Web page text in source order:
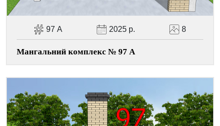
97 А 2025 р. 8
Мангальний комплекс № 97 А